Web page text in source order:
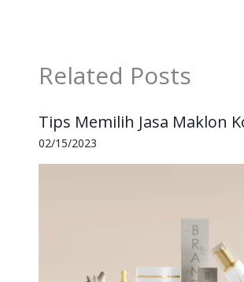
Related Posts
Tips Memilih Jasa Maklon
02/15/2023